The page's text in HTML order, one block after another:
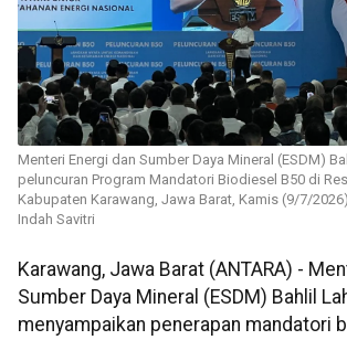
Menteri Energi dan Sumber Daya Mineral (ESDM)
peluncuran Program Mandatori Biodiesel B50 di
Kabupaten Karawang, Jawa Barat, Kamis (9/7/
Indah Savitri
Karawang, Jawa Barat (ANTARA) -
Sumber Daya Mineral (ESDM) Bahlil
menyampaikan penerapan mandatori